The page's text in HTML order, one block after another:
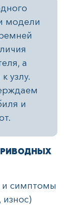
модели
а
узлу.
и
симптомы
износ)